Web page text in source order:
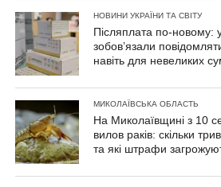
НОВИНИ УКРАЇНИ ТА СВІТУ
Післяплата по-новому:
зобов’язали
навіть для невеликих
МИКОЛАЇВСЬКА ОБЛАСТЬ
На Миколаївщині з 10
вилов раків: скільки
та які штрафи